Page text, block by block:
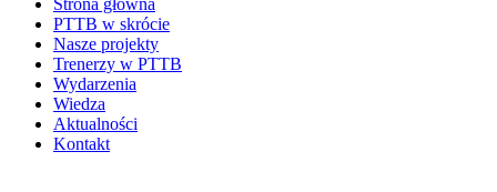
Strona główna
PTTB w skrócie
Nasze projekty
Trenerzy w PTTB
Wydarzenia
Wiedza
Aktualności
Kontakt